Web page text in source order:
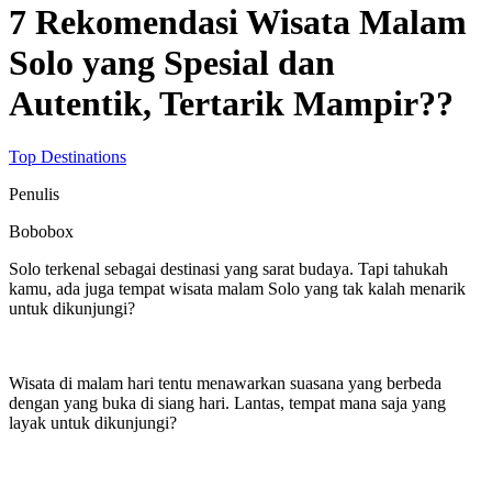
7 Rekomendasi Wisata Malam
Solo yang Spesial dan
Autentik, Tertarik Mampir??
Top Destinations
Penulis
Bobobox
Solo terkenal sebagai destinasi yang sarat budaya. Tapi tahukah
kamu, ada juga tempat wisata malam Solo yang tak kalah menarik
untuk dikunjungi?
Wisata di malam hari tentu menawarkan suasana yang berbeda
dengan yang buka di siang hari. Lantas, tempat mana saja yang
layak untuk dikunjungi?